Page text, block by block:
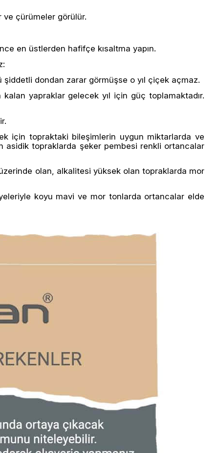
ve çürümeler görülür.
en üstlerden hafifçe kısaltma yapın.
şiddetli dondan zarar görmüşse o yıl çiçek açmaz.
yapraklar gelecek yıl için güç toplamaktadır.
için topraktaki bileşimlerin uygun miktarlarda ve
asidik topraklarda şeker pembesi renkli ortancalar
olan, alkalitesi yüksek olan topraklarda mor
koyu mavi ve mor tonlarda ortancalar elde